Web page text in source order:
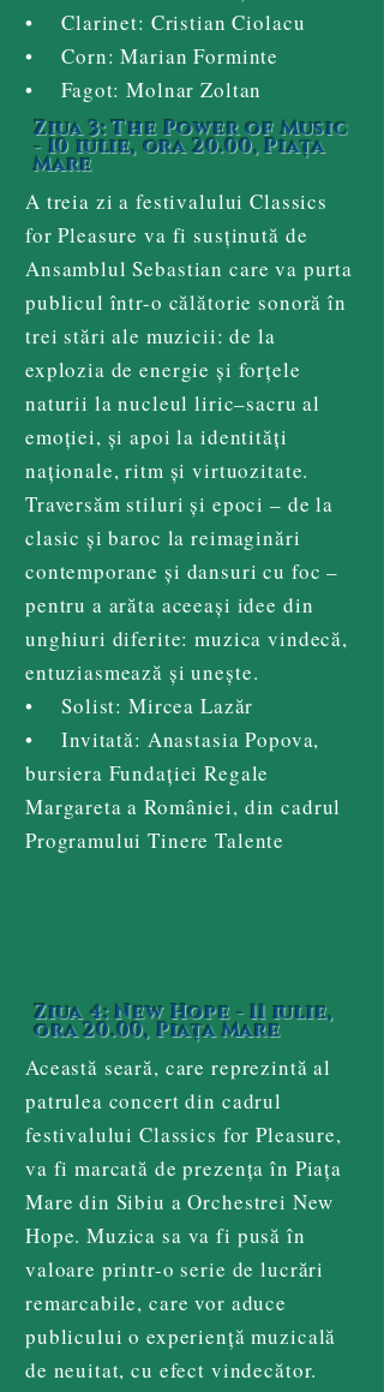
• Clarinet: Cristian Ciolacu
• Corn: Marian Forminte
• Fagot: Molnar Zoltan
Ziua 3: The Power of Music
- 10 iulie, ora 20.00, Piața
Mare
A treia zi a festivalului Classics
for Pleasure va fi susținută de
Ansamblul Sebastian care va purta
publicul într-o călătorie sonoră în
trei stări ale muzicii: de la
explozia de energie și forțele
naturii la nucleul liric–sacru al
emoției, și apoi la identități
naționale, ritm și virtuozitate.
Traversăm stiluri și epoci – de la
clasic și baroc la reimaginări
contemporane și dansuri cu foc –
pentru a arăta aceeași idee din
unghiuri diferite: muzica vindecă,
entuziasmează și unește.
• Solist: Mircea Lazăr
• Invitată: Anastasia Popova,
bursiera Fundației Regale
Margareta a României, din cadrul
Programului Tinere Talente
Ziua 4: New Hope - 11 iulie,
ora 20.00, Piața Mare
Această seară, care reprezintă al
patrulea concert din cadrul
festivalului Classics for Pleasure,
va fi marcată de prezența în Piața
Mare din Sibiu a Orchestrei New
Hope. Muzica sa va fi pusă în
valoare printr-o serie de lucrări
remarcabile, care vor aduce
publicului o experiență muzicală
de neuitat, cu efect vindecător.